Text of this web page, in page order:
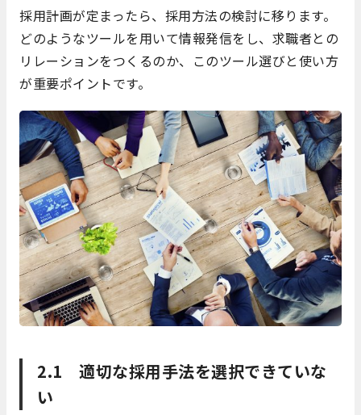
採用計画が定まったら、採用方法の検討に移ります。
どのようなツールを用いて情報発信をし、求職者との
リレーションをつくるのか、このツール選びと使い方
が重要ポイントです。
2.1 適切な採用手法を選択できていな
い